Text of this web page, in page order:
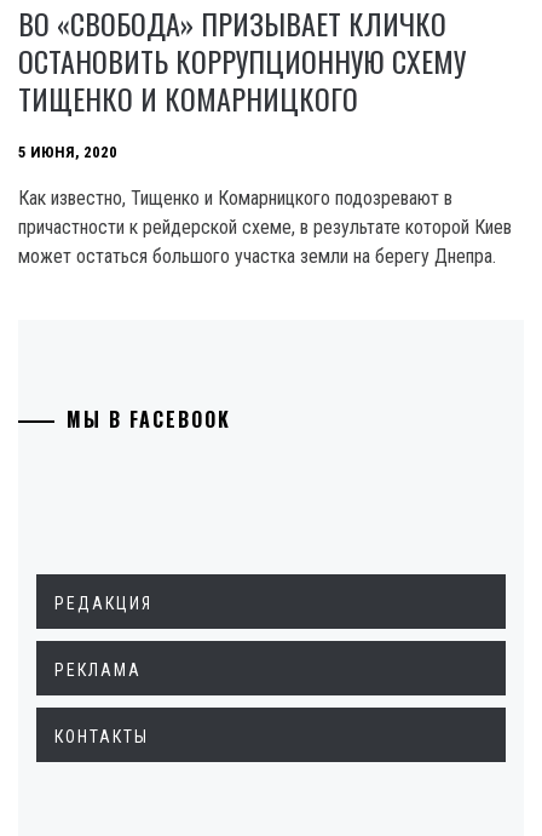
ВО «СВОБОДА» ПРИЗЫВАЕТ КЛИЧКО
ОСТАНОВИТЬ КОРРУПЦИОННУЮ СХЕМУ
ТИЩЕНКО И КОМАРНИЦКОГО
5 ИЮНЯ, 2020
Как известно, Тищенко и Комарницкого подозревают в
причастности к рейдерской схеме, в результате которой Киев
может остаться большого участка земли на берегу Днепра.
МЫ В FACEBOOK
РЕДАКЦИЯ
РЕКЛАМА
КОНТАКТЫ